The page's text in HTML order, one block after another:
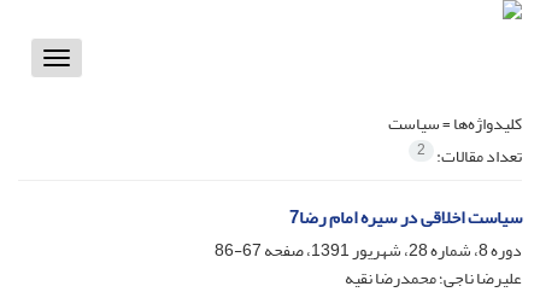
Toggle
کلیدواژه‌ها =سیاست
تعداد مقالات: 2
سیاست اخلاقی در سیره امام رضا7
دوره 8، شماره 28، شهریور 1391، صفحه
67-86
علیرضا ناجی؛ محمدرضا نقیه